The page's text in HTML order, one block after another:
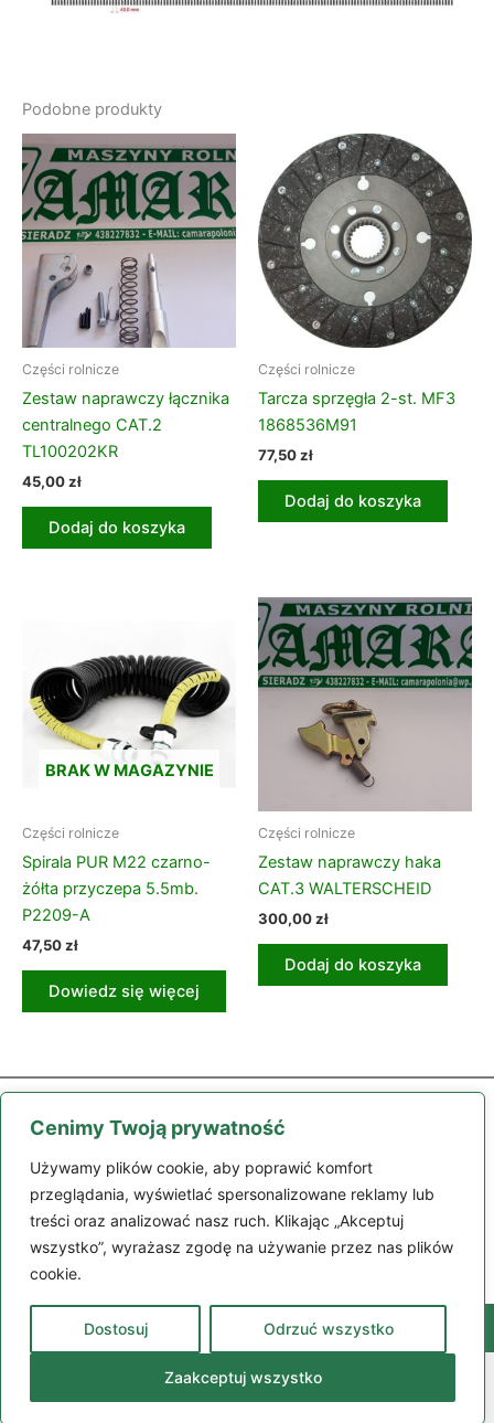
Cenimy Twoją prywatność
Używamy plików cookie, aby poprawić komfort
przeglądania, wyświetlać spersonalizowane reklamy lub
treści oraz analizować nasz ruch. Klikając „Akceptuj
wszystko”, wyrażasz zgodę na używanie przez nas plików
cookie.
Dostosuj Odrzuć wszystko
Zaakceptuj wszystko
Podobne produkty
Części rolnicze
Zestaw naprawczy łącznika
centralnego CAT.2
TL100202KR
45,00zł
Dodaj do koszyka
Części rolnicze
Tarcza sprzęgła 2-st. MF3
1868536M91
77,50zł
Dodaj do koszyka
BRAK W MAGAZYNIE
Części rolnicze
Spirala PUR M22 czarno-
żółta przyczepa 5.5mb.
P2209-A
47,50zł
Dowiedz się więcej
Części rolnicze
Zestaw naprawczy haka
CAT.3 WALTERSCHEID
300,00zł
Dodaj do koszyka
Części Maszyny Moje konto Zamówienie
Regulamin
Kontakt
98-200 Sieradz, ul. Polskiej Organizacji Wojskowej 132 664 305 109
© Camara Polska 2024 | Strona wykorzystuje pliki cookies |
Realizacja: LiderOnline